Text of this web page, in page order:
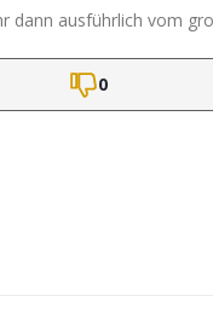
ausführlich vom
0